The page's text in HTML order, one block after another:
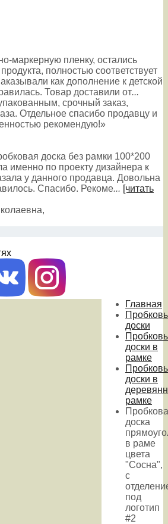
маркерную пленку, остались
полностью соответствует
как дополнение к детской
Товар доставили от...
срочный заказ,
Отдельное спасибо продавцу и
рекомендую!»
доска без рамки 100*200
именно по проекту дизайнера к
у данного продавца. Довольна
Спасибо. Рекоме... [читать
,
Главная
доски
доски в
рамке
доски в
рамке
доска
в раме
цвета
"Сосна",
с
под
логотип
#2